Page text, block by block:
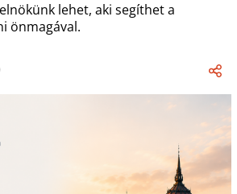
lehet, aki segíthet a
önmagával.